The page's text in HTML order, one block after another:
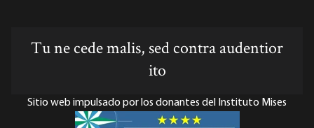
Tu ne cede malis, sed contra audentior
ito
Sitio web impulsado por los donantes del Instituto Mises